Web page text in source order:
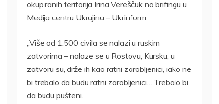
okupiranih teritorija Irina Vereščuk na brifingu u
Medija centru Ukrajina – Ukrinform.
„Više od 1.500 civila se nalazi u ruskim
zatvorima – nalaze se u Rostovu, Kursku, u
zatvoru su, drže ih kao ratni zarobljenici, iako ne
bi trebalo da budu ratni zarobljenici… Trebalo bi
da budu pušteni.